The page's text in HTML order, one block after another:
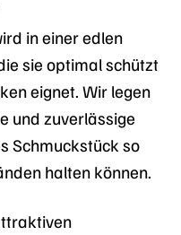
in einer edlen
sie optimal schützt
eignet. Wir legen
und zuverlässige
Schmuckstück so
halten können.